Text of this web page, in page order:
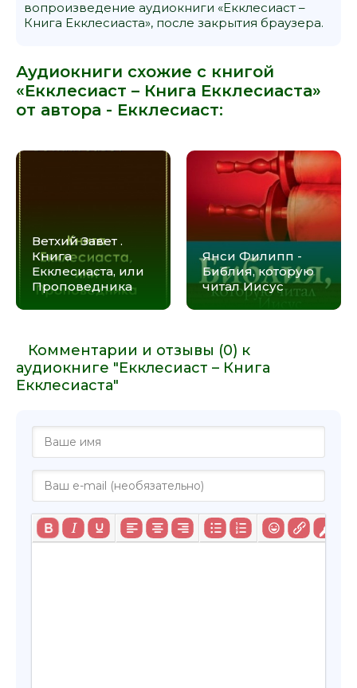
вопроизведение аудиокниги «Екклесиаст –
Книга Екклесиаста», после закрытия браузера.
Аудиокниги схожие с книгой
«Екклесиаст – Книга Екклесиаста»
от автора - Екклесиаст:
Ветхий Завет .
Книга
Екклеcиаста, или
Проповедника
Янси Филипп -
Библия, которую
читал Иисус
Комментарии и отзывы (0) к
аудиокниге "Екклесиаст – Книга
Екклесиаста"